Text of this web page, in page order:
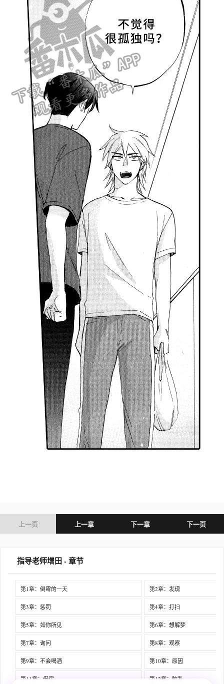
上一页 上一章 下一章 下一页
指导老师增田 - 章节
第1章：倒霉的一天 第2章：发现
第3章：惩罚 第4章：打扫
第5章：如你所见 第6章：想解梦
第7章：询问 第8章：观察
第9章：不会喝酒 第10章：原因
第11章：借宿 第12章：脏乱